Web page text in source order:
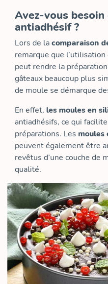
Avez-vous besoin
antiadhésif ?
Lors de lacomparaison
remarque que
peut rendre la
gâteaux beaucoup plus
de moule se démarque
En effet, les moules en
antiadhésifs, ce qui
préparations. Les moules
peuvent également être
revêtus d’une couche de
qualité.